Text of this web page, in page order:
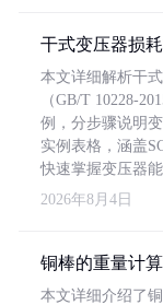
干式变压器损
本文详细解析干
（GB/T 10228-
例，分步骤说明
实例表格，涵盖
快速掌握变压器能
2026年8月4日
铜棒的重量计
本文详细介绍了